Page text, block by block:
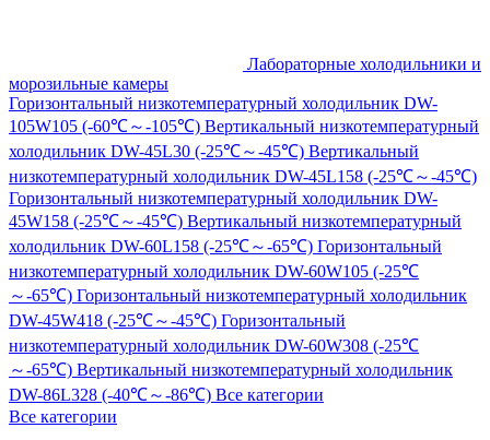
Лабораторные холодильники и
морозильные камеры
Горизонтальный низкотемпературный холодильник DW-
105W105 (-60℃～-105℃) Вертикальный низкотемпературный
холодильник DW-45L30 (-25℃～-45℃) Вертикальный
низкотемпературный холодильник DW-45L158 (-25℃～-45℃)
Горизонтальный низкотемпературный холодильник DW-
45W158 (-25℃～-45℃) Вертикальный низкотемпературный
холодильник DW-60L158 (-25℃～-65℃) Горизонтальный
низкотемпературный холодильник DW-60W105 (-25℃
～-65℃) Горизонтальный низкотемпературный холодильник
DW-45W418 (-25℃～-45℃) Горизонтальный
низкотемпературный холодильник DW-60W308 (-25℃
～-65℃) Вертикальный низкотемпературный холодильник
DW-86L328 (-40℃～-86℃) Все категории
Все категории